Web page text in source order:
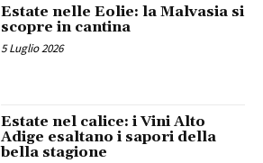
Estate nelle Eolie: la Malvasia si
scopre in cantina
5 Luglio 2026
Estate nel calice: i Vini Alto
Adige esaltano i sapori della
bella stagione